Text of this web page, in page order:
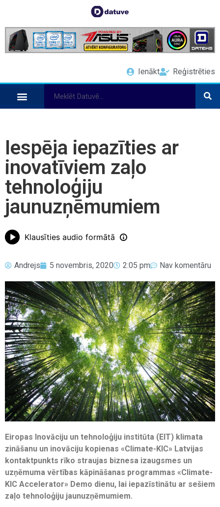
Ienākt Reģistrēties
Iespēja iepazīties ar
inovatīviem zaļo
tehnoloģiju
jaunuzņēmumiem
Klausīties audio formātā
Andrejs 5 novembris, 2020 2:05 pm Nav komentāru
Eiropas Inovāciju un tehnoloģiju institūta (EIT) klimata
zināšanu un inovāciju kopienas «Climate-KIC» Latvijas
kontaktpunkts rīko straujas biznesa izaugsmes un
uzņēmuma vērtības kāpināšanas programmas «Climate-
KIC Accelerator» Demo dienu, lai iepazīstinātu ar sešiem
zaļo tehnoloģiju jaunuzņēmumiem.